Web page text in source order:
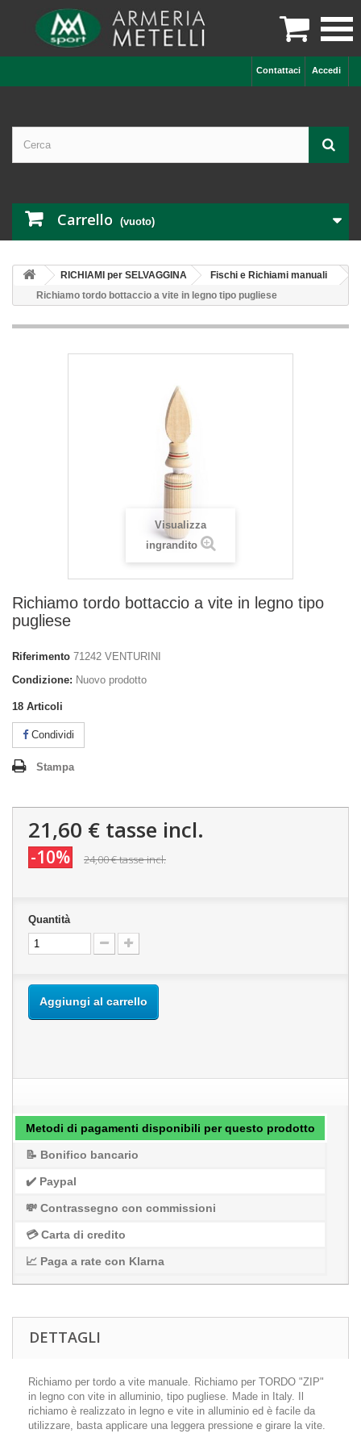

Accedi
Contattaci
Carrello (vuoto)
RICHIAMI per SELVAGGINA
Fischi e Richiami manuali
Richiamo tordo bottaccio a vite in legno tipo pugliese
Visualizza
ingrandito
Richiamo tordo bottaccio a vite in legno tipo
pugliese
Riferimento 71242 VENTURINI
Condizione: Nuovo prodotto
18 Articoli
Condividi
Stampa
21,60 € tasse incl.
-10% 24,00 €tasse incl.
Quantità
Aggiungi al carrello
Metodi di pagamenti disponibili per questo prodotto
📝 Bonifico bancario
✔️ Paypal
💸 Contrassegno con commissioni
💳 Carta di credito
📈 Paga a rate con Klarna
DETTAGLI
Richiamo per tordo a vite manuale. Richiamo per TORDO "ZIP"
in legno con vite in alluminio, tipo pugliese. Made in Italy. Il
richiamo è realizzato in legno e vite in alluminio ed è facile da
utilizzare, basta applicare una leggera pressione e girare la vite.